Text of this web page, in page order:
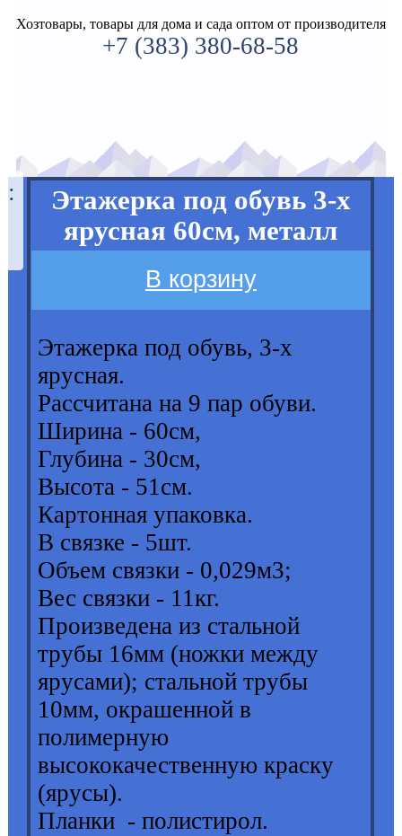
Хозтовары, товары для дома и сада оптом от производителя
+7 (383) 380-68-58
Этажерка под обувь 3-х
ярусная 60см, металл
В корзину
Этажерка под обувь, 3-х
ярусная.
Рассчитана на 9 пар обуви.
Ширина - 60см,
Глубина - 30см,
Высота - 51см.
Картонная упаковка.
В связке - 5шт.
Объем связки - 0,029м3;
Вес связки - 11кг.
Произведена из стальной
трубы 16мм (ножки между
ярусами); стальной трубы
10мм, окрашенной в
полимерную
высококачественную краску
(ярусы).
Планки - полистирол.